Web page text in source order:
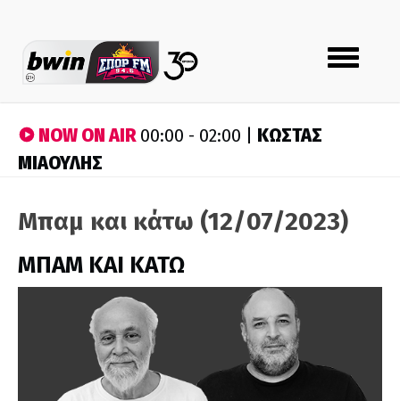
Toggle
navigation
NOW ON AIR00:00 - 02:00 | ΚΩΣΤΑΣ
ΜΙΑΟΥΛΗΣ
Μπαμ και κάτω (12/07/2023)
ΜΠΑΜ ΚΑΙ ΚΑΤΩ